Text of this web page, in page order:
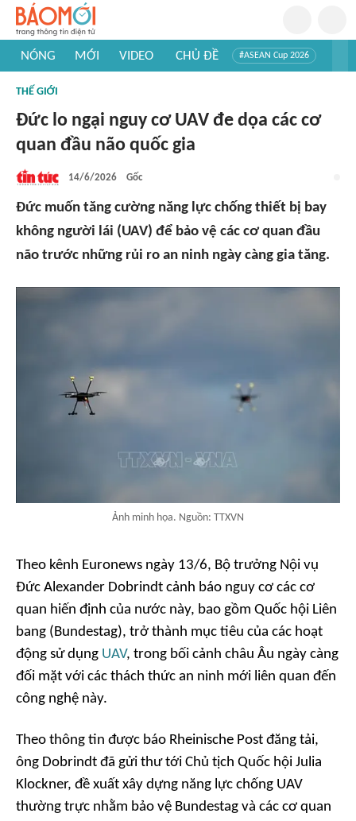
NÓNG MỚI VIDEO CHỦ ĐỀ #ASEAN Cup 2026
#Khám phá thế giới
THẾ GIỚI
Đức lo ngại nguy cơ UAV đe dọa các cơ
quan đầu não quốc gia
14/6/2026 Gốc
Đức muốn tăng cường năng lực chống thiết bị bay
không người lái (UAV) để bảo vệ các cơ quan đầu
não trước những rủi ro an ninh ngày càng gia tăng.
Ảnh minh họa. Nguồn: TTXVN
Theo kênh Euronews ngày 13/6, Bộ trưởng Nội vụ
Đức Alexander Dobrindt cảnh báo nguy cơ các cơ
quan hiến định của nước này, bao gồm Quốc hội Liên
bang (Bundestag), trở thành mục tiêu của các hoạt
động sử dụng UAV, trong bối cảnh châu Âu ngày càng
đối mặt với các thách thức an ninh mới liên quan đến
công nghệ này.
Theo thông tin được báo Rheinische Post đăng tải,
ông Dobrindt đã gửi thư tới Chủ tịch Quốc hội Julia
Klockner, đề xuất xây dựng năng lực chống UAV
thường trực nhằm bảo vệ Bundestag và các cơ quan